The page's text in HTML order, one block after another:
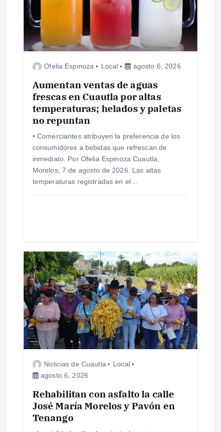
n
d
s
Ofelia Espinoza Local agosto 6, 2026
Aumentan ventas de aguas
frescas en Cuautla por altas
temperaturas; helados y paletas
no repuntan
• Comerciantes atribuyen la preferencia de los
consumidores a bebidas que refrescan de
inmediato. Por Ofelia Espinoza Cuautla,
Morelos; 7 de agosto de 2026. Las altas
temperaturas registradas en el…
Noticias de Cuautla
Local
agosto 6, 2026
Rehabilitan con asfalto la calle
José María Morelos y Pavón en
Tenango